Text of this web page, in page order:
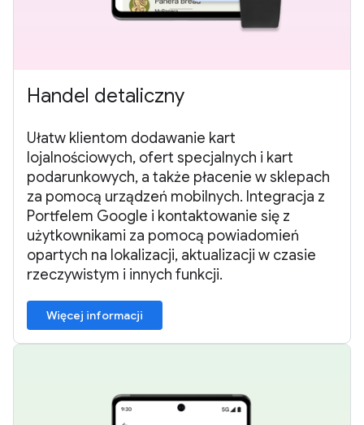
Handel detaliczny
Ułatw klientom dodawanie kart
lojalnościowych, ofert specjalnych i kart
podarunkowych, a także płacenie w sklepach
za pomocą urządzeń mobilnych. Integracja z
Portfelem Google i kontaktowanie się z
użytkownikami za pomocą powiadomień
opartych na lokalizacji, aktualizacji w czasie
rzeczywistym i innych funkcji.
Więcej informacji